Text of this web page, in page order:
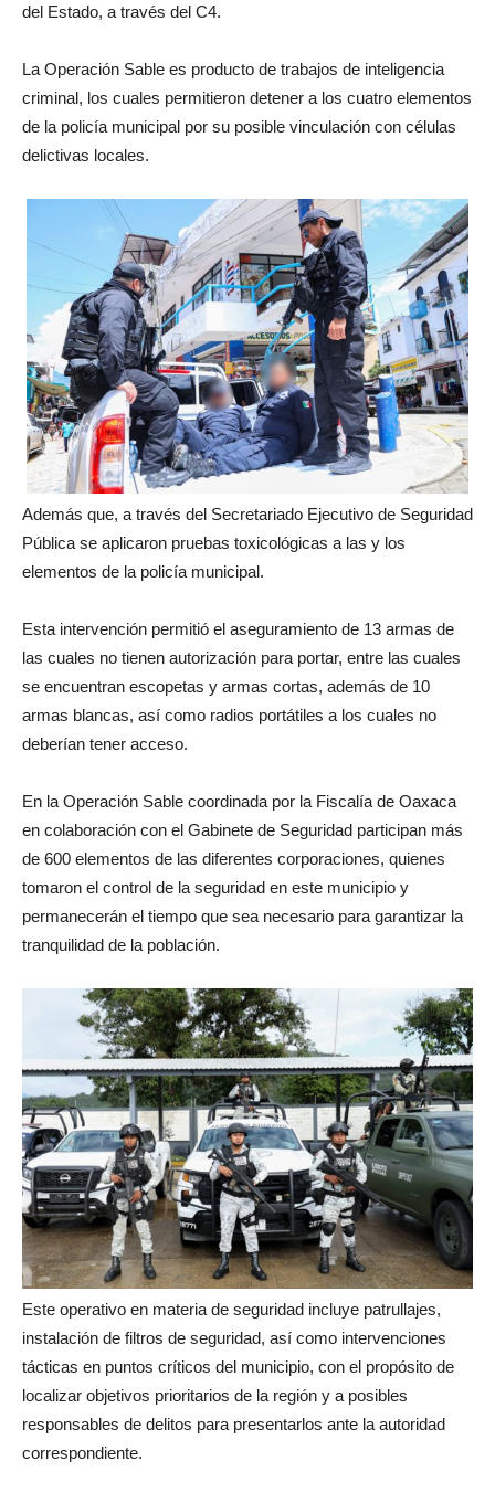
del Estado, a través del C4.
La Operación Sable es producto de trabajos de inteligencia
criminal, los cuales permitieron detener a los cuatro elementos
de la policía municipal por su posible vinculación con células
delictivas locales.
Además que, a través del Secretariado Ejecutivo de Seguridad
Pública se aplicaron pruebas toxicológicas a las y los
elementos de la policía municipal.
Esta intervención permitió el aseguramiento de 13 armas de
las cuales no tienen autorización para portar, entre las cuales
se encuentran escopetas y armas cortas, además de 10
armas blancas, así como radios portátiles a los cuales no
deberían tener acceso.
En la Operación Sable coordinada por la Fiscalía de Oaxaca
en colaboración con el Gabinete de Seguridad participan más
de 600 elementos de las diferentes corporaciones, quienes
tomaron el control de la seguridad en este municipio y
permanecerán el tiempo que sea necesario para garantizar la
tranquilidad de la población.
Este operativo en materia de seguridad incluye patrullajes,
instalación de filtros de seguridad, así como intervenciones
tácticas en puntos críticos del municipio, con el propósito de
localizar objetivos prioritarios de la región y a posibles
responsables de delitos para presentarlos ante la autoridad
correspondiente.